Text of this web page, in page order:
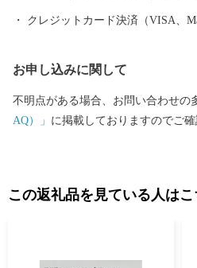
クレジットカード決済（VISA、
お申し込みに関して
不明点がある場合、お問い合わせの
AQ）」 に掲載しておりますのでご確
この返礼品を見ている人は